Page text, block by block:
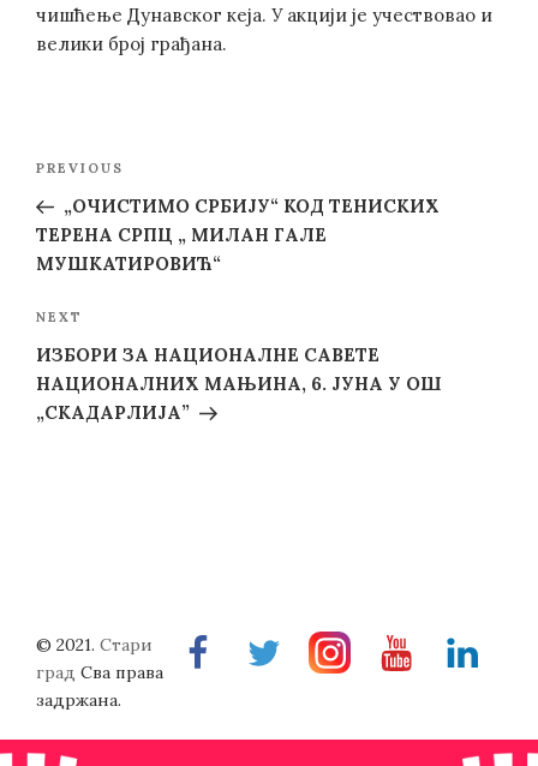
чишћење Дунавског кеја. У акцији је учествовао и
велики број грађана.
Post
Previous
Post
PREVIOUS
„ОЧИСТИМО СРБИЈУ“ КОД ТЕНИСКИХ
ТЕРЕНА СРПЦ „ МИЛАН ГАЛЕ
МУШКАТИРОВИЋ“
Next
Post
NEXT
ИЗБОРИ ЗА НАЦИОНАЛНЕ САВЕТЕ
НАЦИОНАЛНИХ МАЊИНА, 6. ЈУНА У ОШ
„СКАДАРЛИЈА”
FacebookTwitterInstragramYoutubeLinkedin
© 2021. Стари
град Сва права
задржана.